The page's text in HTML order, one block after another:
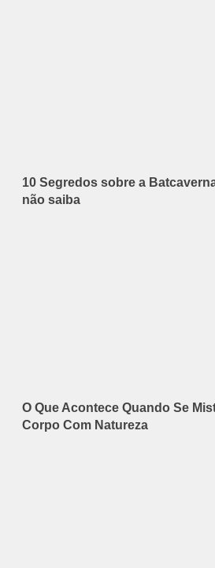
10 Segredos sobre a
não saiba
O Que Acontece Quando Se
Corpo Com Natureza